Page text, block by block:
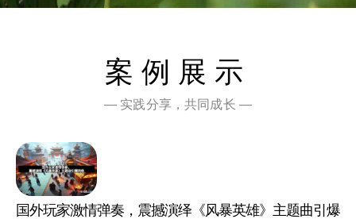
案例展示
— 实践分享，共同成长 —
国外玩家激情弹奏，震撼演绎《风暴英雄》主题曲引爆